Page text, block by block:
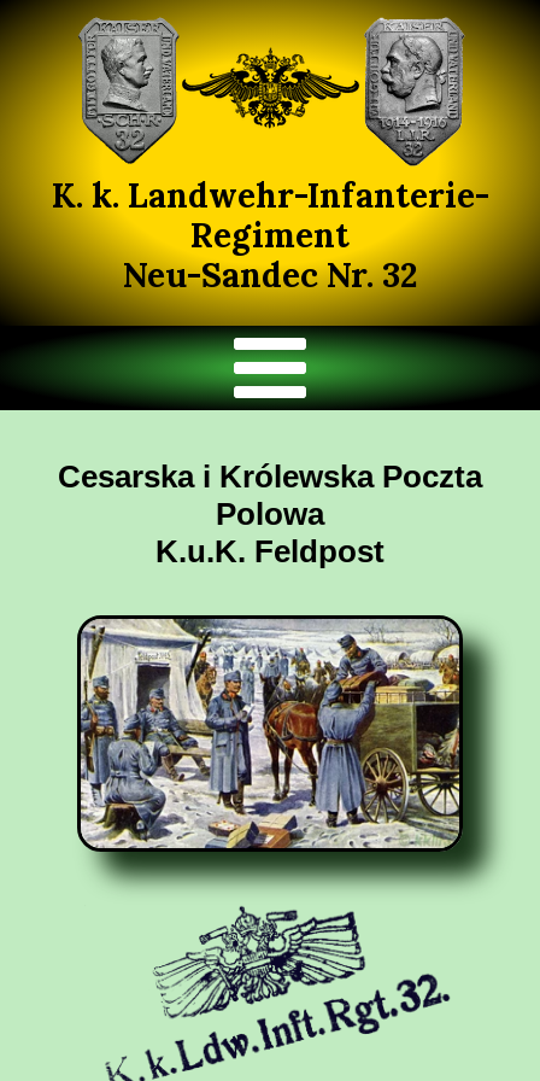
Cesarska i Królewska Poczta
Polowa
K.u.K. Feldpost
K. k. Landwehr-Infanterie-
Regiment
Neu-Sandec Nr. 32